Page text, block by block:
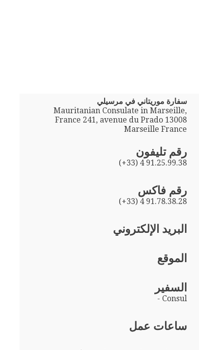
سفارة موريتاني في مرسيلي
Mauritanian Consulate in Marseille,
France 241, avenue du Prado 13008
Marseille France
رقم تليفون
(+33) 4 91.25.99.38
رقم فاكس
(+33) 4 91.78.38.28
البريد الإلكتروني
الموقع
السفير
- Consul
ساعات عمل